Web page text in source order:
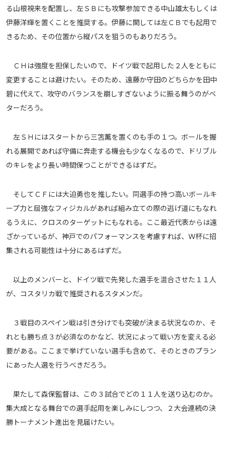
る山根視来を配置し、左ＳＢにも攻撃参加できる中山雄太もしくは
伊藤洋輝を置くことを推奨する。伊藤に関しては左ＣＢでも起用で
きるため、その位置から縦パスを狙うのもありだろう。
ＣＨは強度を担保したいので、ドイツ戦で起用した２人をともに
変更することは避けたい。そのため、遠藤か守田のどちらかを田中
碧に代えて、攻守のバランスを崩しすぎないように振る舞うのがベ
ターだろう。
左ＳＨにはスタートから三笘薫を置くのも手の１つ。ボールを握
れる展開であれば守備に奔走する機会も少なくなるので、ドリブル
のキレをより長い時間保つことができるはずだ。
そしてＣＦには大迫勇也を推したい。同選手の持つ高いボールキ
ープ力と屈強なフィジカルがあれば組み立ての際の逃げ道にもなれ
るうえに、クロスのターゲットにもなれる。ここ最近代表からは遠
ざかっているが、神戸でのパフォーマンスを考慮すれば、Ｗ杯に招
集される可能性は十分にあるはずだ。
以上のメンバーと、ドイツ戦で先発した選手を混合させた１１人
が、コスタリカ戦で推奨されるスタメンだ。
３戦目のスペイン戦は引き分けでも突破が決まる状況なのか、そ
れとも勝ち点３が必須なのかなど、状況によって戦い方を変える必
要がある。ここまで挙げていない選手も含めて、そのときのプラン
にあった人選を行うべきだろう。
果たして森保監督は、この３試合でどの１１人を送り込むのか。
集大成となる舞台での選手起用を楽しみにしつつ、２大会連続の決
勝トーナメント進出を見届けたい。